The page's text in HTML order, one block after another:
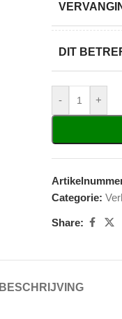
DIT
- +
Categorie:
Share:
BESCHRIJVING